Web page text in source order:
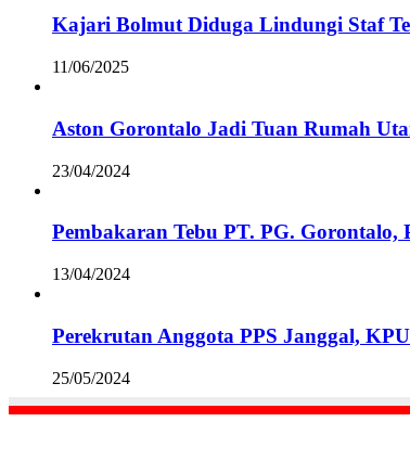
Kajari Bolmut Diduga Lindungi Staf
11/06/2025
Aston Gorontalo Jadi Tuan Rumah
23/04/2024
Pembakaran Tebu PT. PG.
13/04/2024
Perekrutan Anggota PPS Janggal,
25/05/2024